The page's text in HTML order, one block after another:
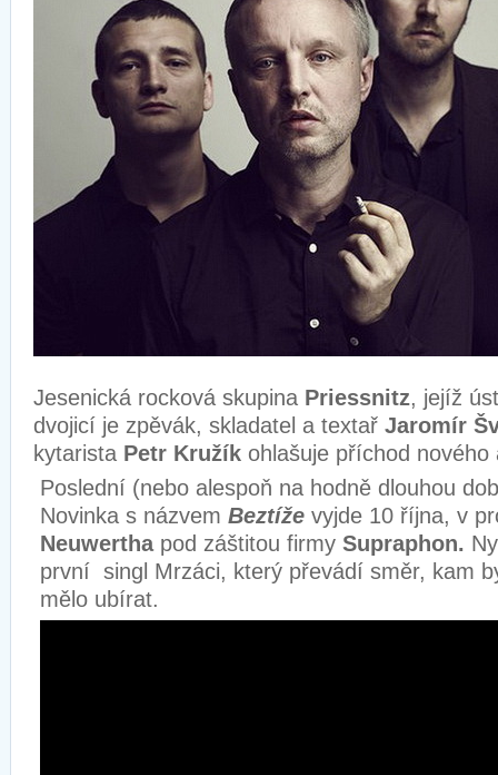
Jesenická rocková skupina Priessnitz, jejíž
dvojicí je zpěvák, skladatel a textař Jaromír
kytarista Petr Kružík ohlašuje příchod nového
Poslední (nebo alespoň na hodně dlouhou
Novinka s názvem Beztíže vyjde 10 října, v
Neuwerthapod záštitou firmy Supraphon.
první singl Mrzáci, který převádí směr, kam
mělo ubírat.